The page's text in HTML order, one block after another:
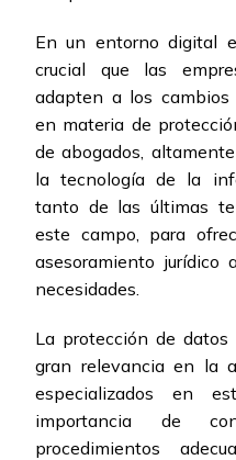
En un entorno digital
crucial que las
adapten a los
en materia de
de abogados,
la tecnología de la
tanto de las últimas
este campo, para
asesoramiento jurídico
necesidades.
La protección de
gran relevancia en la
especializados en
importancia de
procedimientos